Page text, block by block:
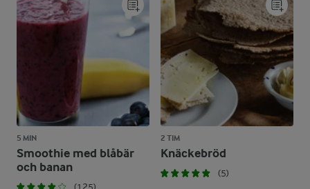
5 MIN
Smoothie med blåbär
och banan
2 TIM
Knäckebröd
(5)